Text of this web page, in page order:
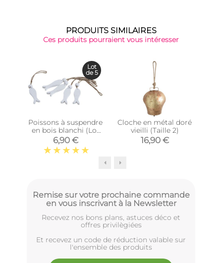
PRODUITS SIMILAIRES
Ces produits pourraient vous intéresser
Poissons à suspendre
en bois blanchi (Lot
de 5)
6,90 €
Lot
de 5
Cloche en métal doré
vieilli (Taille 2)
16,90 €
Remise sur votre prochaine commande
en vous inscrivant à la Newsletter
Recevez nos bons plans, astuces déco et
offres privilègiées
Et recevez un code de réduction valable sur
l'ensemble des produits